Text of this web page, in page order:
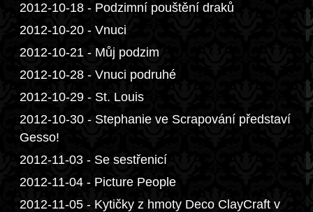
2012-10-18 - Podzimní pouštění draků
2012-10-20 - Vnuci
2012-10-21 - Můj podzim
2012-10-28 - Vnuci podruhé
2012-10-29 - St. Louis
2012-10-30 - Stephanie ve Scrapování představí
Gesso!
2012-11-03 - Se sestřenicí
2012-11-04 - Picture People
2012-11-05 - Kytičky z hmoty Deco ClayCraft v